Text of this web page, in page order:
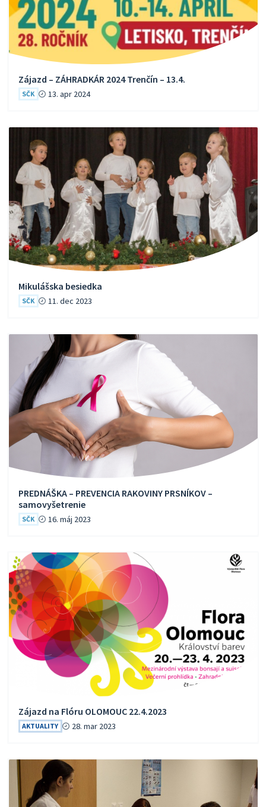
Zájazd – ZÁHRADKÁR 2024 Trenčín – 13.4.
SČK 13. apr 2024
Mikulášska besiedka
SČK 11. dec 2023
PREDNÁŠKA – PREVENCIA RAKOVINY PRSNÍKOV –
samovyšetrenie
SČK 16. máj 2023
Zájazd na Flóru OLOMOUC 22.4.2023
AKTUALITY 28. mar 2023